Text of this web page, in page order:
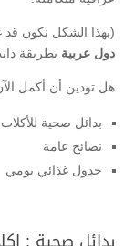
(بهذا الشكل نكون قد
دول عربية بطريقة
هل تودين أن أكمل
بدائل صحية
نصائح عامة
جدول غذائي يومي